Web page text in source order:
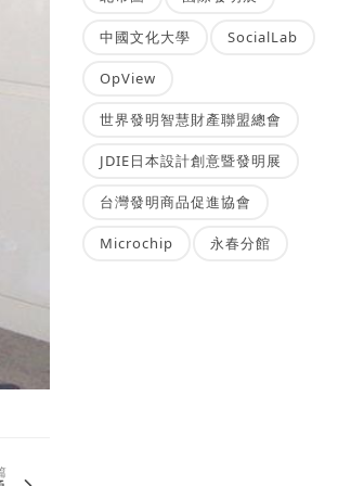
中國文化大學 SocialLab
OpView
世界發明智慧財產聯盟總會
JDIE日本設計創意暨發明展
台灣發明商品促進協會
Microchip 永春分館